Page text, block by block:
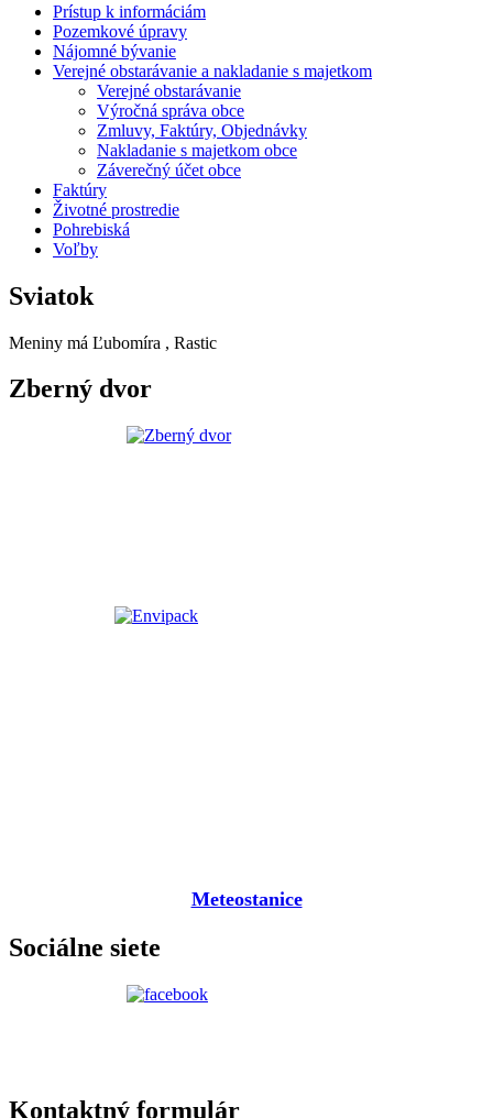
Prístup k informáciám
Pozemkové úpravy
Nájomné bývanie
Verejné obstarávanie a nakladanie s majetkom
Verejné obstarávanie
Výročná správa obce
Zmluvy, Faktúry, Objednávky
Nakladanie s majetkom obce
Záverečný účet obce
Faktúry
Životné prostredie
Pohrebiská
Voľby
Sviatok
Meniny má Ľubomíra , Rastic
Zberný dvor
Meteostanice
Sociálne siete
Kontaktný formulár